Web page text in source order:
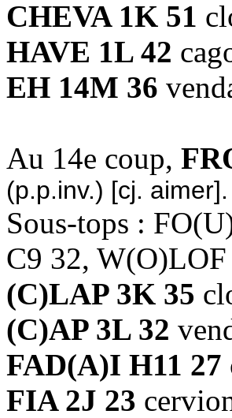
CHEVA 1K 51
HAVE 1L 42
EH 14M 36
Au 14e coup,
(p.p.inv.) [cj. aimer].
Sous-tops :
C9 32,
(C)LAP 3K 35
(C)AP 3L 32
FAD(A)I H11 27
FIA 2J 23